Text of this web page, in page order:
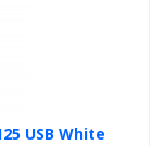
USB White